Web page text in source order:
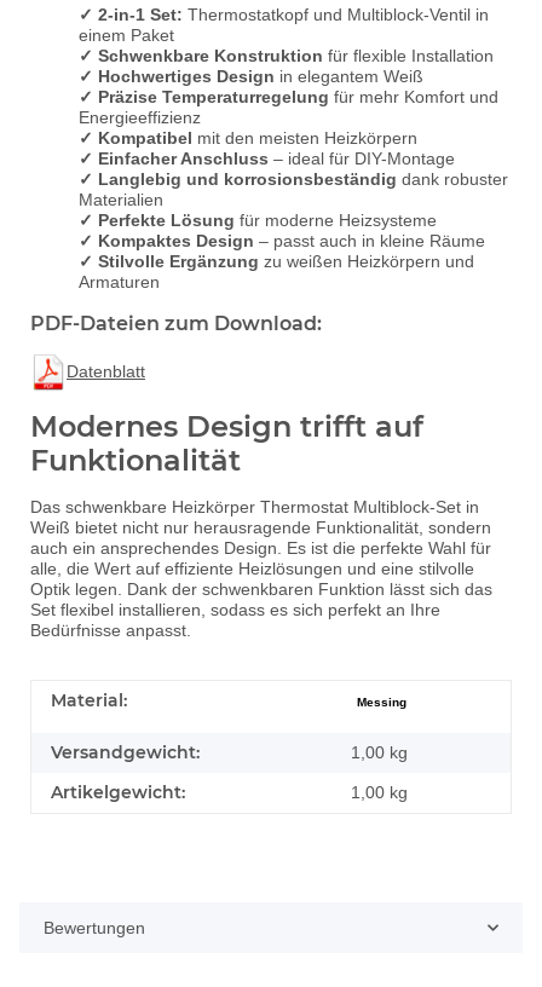
✓ 2-in-1 Set: Thermostatkopf und Multiblock-Ventil in
einem Paket
✓ Schwenkbare Konstruktion für flexible Installation
✓ Hochwertiges Design in elegantem Weiß
✓ Präzise Temperaturregelung für mehr Komfort und
Energieeffizienz
✓ Kompatibel mit den meisten Heizkörpern
✓ Einfacher Anschluss – ideal für DIY-Montage
✓ Langlebig und korrosionsbeständig dank robuster
Materialien
✓ Perfekte Lösung für moderne Heizsysteme
✓ Kompaktes Design – passt auch in kleine Räume
✓ Stilvolle Ergänzung zu weißen Heizkörpern und
Armaturen
PDF-Dateien zum Download:
Datenblatt
Modernes Design trifft auf
Funktionalität
Das schwenkbare Heizkörper Thermostat Multiblock-Set in
Weiß bietet nicht nur herausragende Funktionalität, sondern
auch ein ansprechendes Design. Es ist die perfekte Wahl für
alle, die Wert auf effiziente Heizlösungen und eine stilvolle
Optik legen. Dank der schwenkbaren Funktion lässt sich das
Set flexibel installieren, sodass es sich perfekt an Ihre
Bedürfnisse anpasst.
Material: Messing
Versandgewicht: 1,00 kg
Artikelgewicht: 1,00 kg
Bewertungen